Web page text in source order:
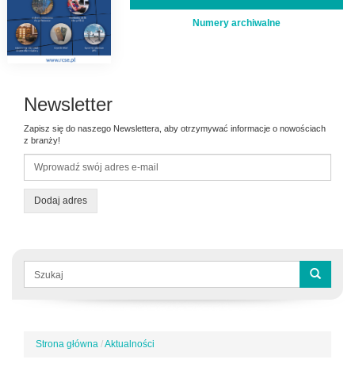
Numery archiwalne
Newsletter
Zapisz się do naszego Newslettera, aby otrzymywać informacje o nowościach
z branży!
Dodaj adres
Formularz
wyszukiwania
Jesteś
Strona główna /Aktualności